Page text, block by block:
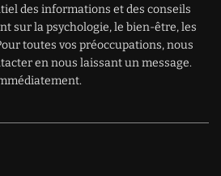
des informations et des conseils
sur la psychologie, le bien-être, les
toutes vos préoccupations, nous
en nous laissant un message.